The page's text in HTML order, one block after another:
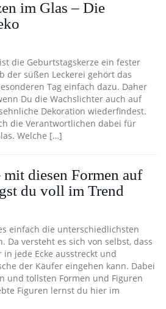
im Glas – Die
die Geburtstagskerze ein fester
der süßen Leckerei gehört das
Tag einfach dazu. Daher
Du die Wachslichter auch auf
Dekoration wiederfindest.
die Verantwortlichen dabei für
Welche […]
diesen Formen auf
du voll im Trend
einfach die unterschiedlichsten
Da versteht es sich von selbst, dass
jede Ecke ausstreckt und
der Käufer eingehen kann. Dabei
und tollsten Formen und Figuren
Figuren lernst du hier im